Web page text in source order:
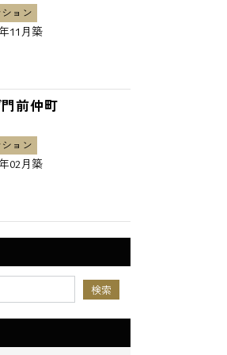
ョン
11月築
前仲町
ョン
02月築